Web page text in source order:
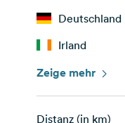
Deutschland
Irland
Italien
Luxemburg
Zeige mehr
Distanz (in km)